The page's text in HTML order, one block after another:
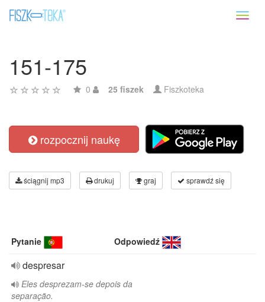
151-175
0 25 fiszek Fiszkoteka
rozpocznij naukę
ściągnij mp3 drukuj graj sprawdź się
Pytanie Odpowiedź
despresar
Eles desprezam-se depois da
separação.